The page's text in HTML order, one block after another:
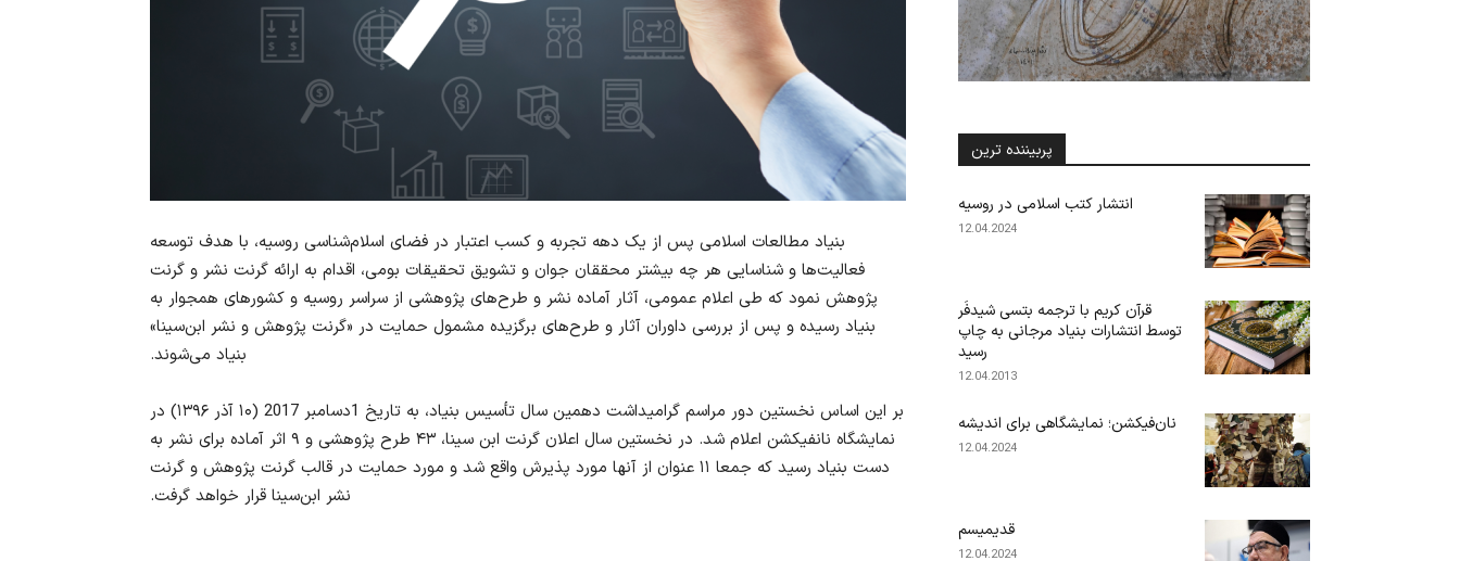
بنیاد مطالعات اسلامی پس از یک دهه تجربه و کسب اعتبار در فضای اسلام‌شناسی روسیه، با هدف توسعه
فعالیت‌ها و شناسایی هر چه بیشتر محققان جوان و تشویق تحقیقات بومی، اقدام به ارائه گرنت نشر و گرنت
پژوهش نمود که طی اعلام عمومی، آثار آماده نشر و طرح‌های پژوهشی از سراسر روسیه و کشورهای همجوار به
بنیاد رسیده و پس از بررسی داوران آثار و طرح‌های برگزیده مشمول حمایت در «گرنت پژوهش و نشر ابن‌سینا»
بنیاد می‌شوند.
بر این اساس نخستین دور مراسم گرامیداشت دهمین سال تأسیس بنیاد، به تاریخ 1دسامبر 2017 ( ۱۰ آذر ۱۳۹۶) در
نمایشگاه نانفیکشن اعلام شد. در نخستین سال اعلان گرنت ابن سینا، ۴۳ طرح پژوهشی و ۹ اثر آماده برای نشر به
دست بنیاد رسید که جمعا ۱۱ عنوان از آنها مورد پذیرش واقع شد و مورد حمایت در قالب گرنت پژوهش و گرنت
نشر ابن‌سینا قرار خواهد گرفت.
پربیننده ترین
انتشار کتب اسلامی در روسیه
12.04.2024
قرآن کریم با ترجمه بتسی شیدفَر
توسط انتشارات بنیاد مرجانی به چاپ
رسید
12.04.2013
نان‌فیکشن؛ نمایشگاهی برای اندیشه
12.04.2024
قدیمیسم
12.04.2024